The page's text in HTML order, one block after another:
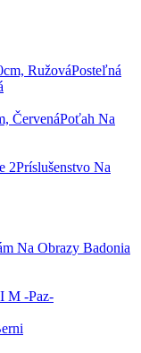
Posteľná
Poťah Na
Príslušenstvo Na
Na Obrazy Badonia
M -Paz-